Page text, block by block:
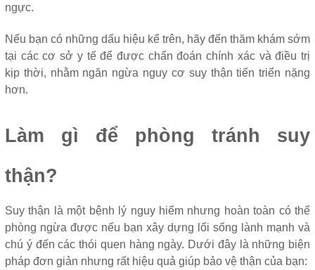
ngực.
Nếu bạn có những dấu hiệu kể trên, hãy đến thăm khám sớm
tại các cơ sở y tế để được chẩn đoán chính xác và điều trị
kịp thời, nhằm ngăn ngừa nguy cơ suy thận tiến triển nặng
hơn.
Làm gì để phòng tránh suy
thận?
Suy thận là một bệnh lý nguy hiểm nhưng hoàn toàn có thể
phòng ngừa được nếu bạn xây dựng lối sống lành mạnh và
chú ý đến các thói quen hàng ngày. Dưới đây là những biện
pháp đơn giản nhưng rất hiệu quả giúp bảo vệ thận của bạn: